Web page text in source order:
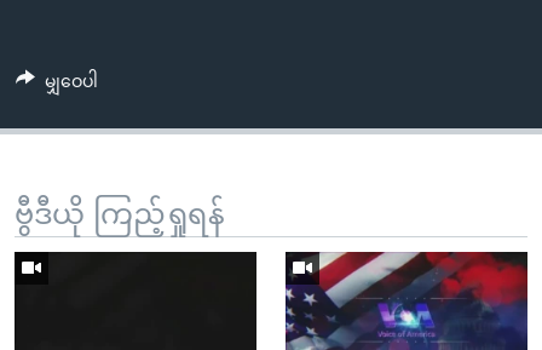
ရန်
မျှဝေပါ
ဗွီဒီယို ကြည့်ရှုရန်